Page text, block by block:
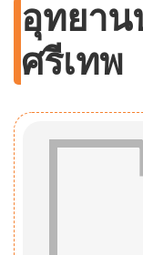
อุทยาน
ศรีเทพ